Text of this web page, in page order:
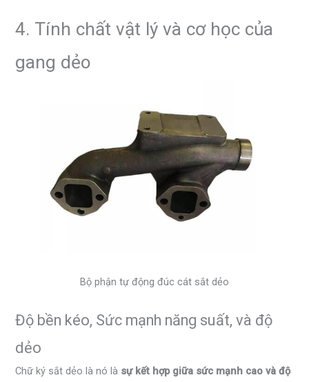
4. Tính chất vật lý và cơ học của
gang dẻo
Bộ phận tự động đúc cát sắt dẻo
Độ bền kéo, Sức mạnh năng suất, và độ
dẻo
Chữ ký sắt dẻo là nó là sự kết hợp giữa sức mạnh cao và độ